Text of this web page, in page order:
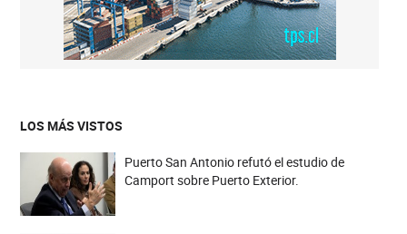
LOS MÁS VISTOS
Puerto San Antonio refutó el estudio de
Camport sobre Puerto Exterior.